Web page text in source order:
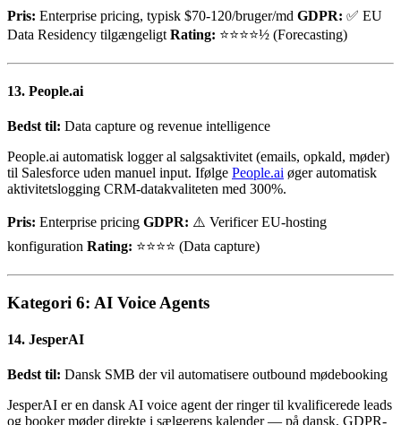
Pris: Enterprise pricing, typisk $70-120/bruger/md GDPR: ✅ EU
Data Residency tilgængeligt Rating: ⭐⭐⭐⭐½ (Forecasting)
13. People.ai
Bedst til: Data capture og revenue intelligence
People.ai automatisk logger al salgsaktivitet (emails, opkald, møder)
til Salesforce uden manuel input. Ifølge People.ai øger automatisk
aktivitetslogging CRM-datakvaliteten med 300%.
Pris: Enterprise pricing GDPR: ⚠️ Verificer EU-hosting
konfiguration Rating: ⭐⭐⭐⭐ (Data capture)
Kategori 6: AI Voice Agents
14. JesperAI
Bedst til: Dansk SMB der vil automatisere outbound mødebooking
JesperAI er en dansk AI voice agent der ringer til kvalificerede leads
og booker møder direkte i sælgerens kalender — på dansk, GDPR-